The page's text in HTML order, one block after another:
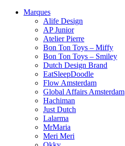
Marques
Alife Design
AP Junior
Atelier Pierre
Bon Ton Toys – Miffy
Bon Ton Toys – Smiley
Dutch Design Brand
EatSleepDoodle
Flow Amsterdam
Global Affairs Amsterdam
Hachiman
Just Dutch
Lalarma
MrMaria
Meri Meri